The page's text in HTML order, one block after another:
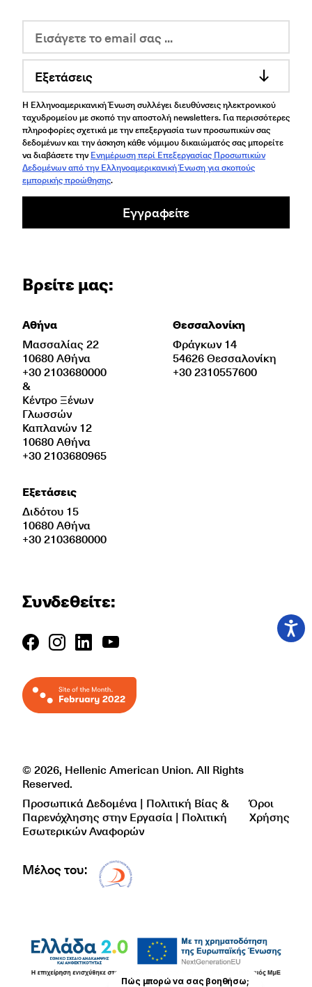
Εξετάσεις
Η Ελληνοαμερικανική Ένωση συλλέγει διευθύνσεις ηλεκτρονικού
ταχυδρομείου με σκοπό την αποστολή newsletters. Για περισσότερες
πληροφορίες σχετικά με την επεξεργασία των προσωπικών σας
δεδομένων και την άσκηση κάθε νόμιμου δικαιώματός σας μπορείτε
να διαβάσετε την Ενημέρωση περί Επεξεργασίας Προσωπικών
Δεδομένων από την Ελληνοαμερικανική Ένωση για σκοπούς
εμπορικής προώθησης.
Εγγραφείτε
Βρείτε μας:
Αθήνα
Μασσαλίας 22
10680 Αθήνα
+30 2103680000
&
Κέντρο Ξένων
Γλωσσών
Καπλανών 12
10680 Αθήνα
+30 2103680965
Εξετάσεις
Διδότου 15
10680 Αθήνα
+30 2103680000
Θεσσαλονίκη
Φράγκων 14
54626 Θεσσαλονίκη
+30 2310557600
Συνδεθείτε:
© 2026, Hellenic American Union. All Rights
Reserved.
Προσωπικά Δεδομένα | Πολιτική Βίας &
Παρενόχλησης στην Εργασία | Πολιτική
Εσωτερικών Αναφορών
Όροι
Χρήσης
Μέλος του:
Πώς μπορώ να σας βοηθήσω;